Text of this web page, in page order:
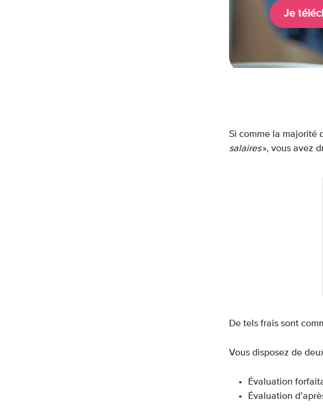
Je
Si comme la majorité
salaires», vous avez
De tels frais sont
Vous disposez de
Évaluation
Évaluation